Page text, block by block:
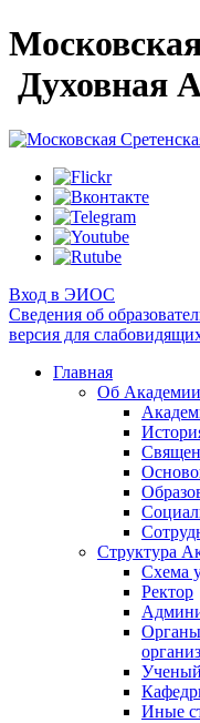
Духовная
Вход в ЭИОС
Сведения об
версия для
Главная
Об Академии
Структура
Схема
Ректор
Органы
Иные